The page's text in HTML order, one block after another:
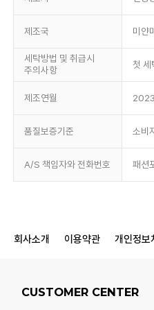
제조국 미얀
세탁방법 및 취급시
주의사항
첫 세
제조연월
품질보증기준 소비
A/S 책임자와 전화번호 패션
회사소개 이용약관 개인정보
CUSTOMER CENTER